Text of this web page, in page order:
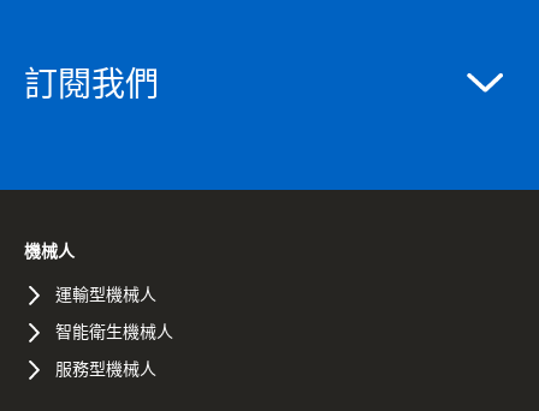
訂閱我們
機械人
運輸型機械人
智能衛生機械人
服務型機械人